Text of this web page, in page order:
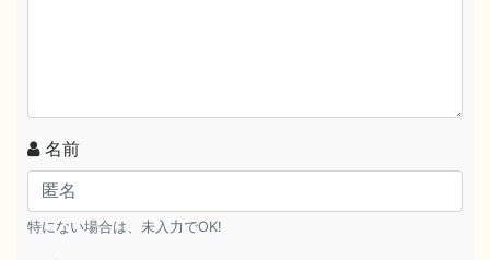
名前
特にない場合は、未入力でOK!